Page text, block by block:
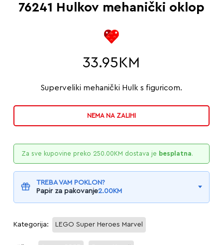
76241 Hulkov mehanički oklop
33.95 KM
Superveliki mehanički Hulk s figuricom.
NEMA NA ZALIHI
Za sve kupovine preko 250.00KM dostava je besplatna.
TREBA VAM POKLON?
Papir za pakovanje2.00KM
Kategorija: LEGO Super Heroes Marvel